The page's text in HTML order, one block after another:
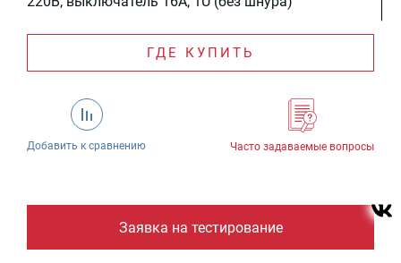
ГДЕ КУПИТЬ
Добавить к сравнению Часто задаваемые вопросы
Заявка на тестирование